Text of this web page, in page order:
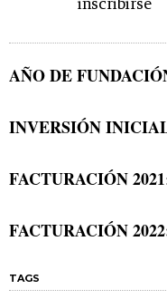
inscribirse
AÑO DE
INVERSIÓN
FACTURACIÓN 2021
FACTURACIÓN
TAGS